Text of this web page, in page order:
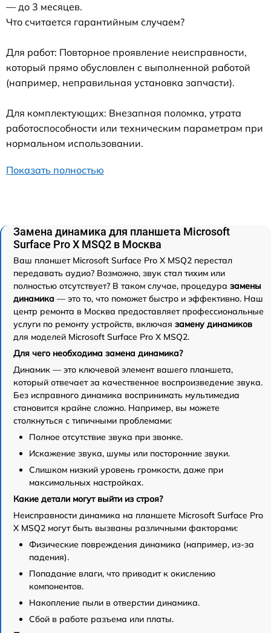
— до 3 месяцев.
Что считается гарантийным случаем?
Для работ: Повторное проявление неисправности,
который прямо обусловлен с выполненной работой
(например, неправильная установка запчасти).
Для комплектующих: Внезапная поломка, утрата
работоспособности или техническим параметрам при
нормальном использовании.
Показать полностью
Замена динамика для планшета Microsoft
Surface Pro X MSQ2 в Москва
Ваш планшет Microsoft Surface Pro X MSQ2 перестал
передавать аудио? Возможно, звук стал тихим или
полностью отсутствует? В таком случае, процедура замены
динамика — это то, что поможет быстро и эффективно. Наш
центр ремонта в Москва предоставляет профессиональные
услуги по ремонту устройств, включая замену динамиков
для моделей Microsoft Surface Pro X MSQ2.
Для чего необходима замена динамика?
Динамик — это ключевой элемент вашего планшета,
который отвечает за качественное воспроизведение звука.
Без исправного динамика воспринимать мультимедиа
становится крайне сложно. Например, вы можете
столкнуться с типичными проблемами:
Полное отсутствие звука при звонке.
Искажение звука, шумы или посторонние звуки.
Слишком низкий уровень громкости, даже при
максимальных настройках.
Какие детали могут выйти из строя?
Неисправности динамика на планшете Microsoft Surface Pro
X MSQ2 могут быть вызваны различными факторами:
Физические повреждения динамика (например, из-за
падения).
Попадание влаги, что приводит к окислению
компонентов.
Накопление пыли в отверстии динамика.
Сбой в работе разъема или платы.